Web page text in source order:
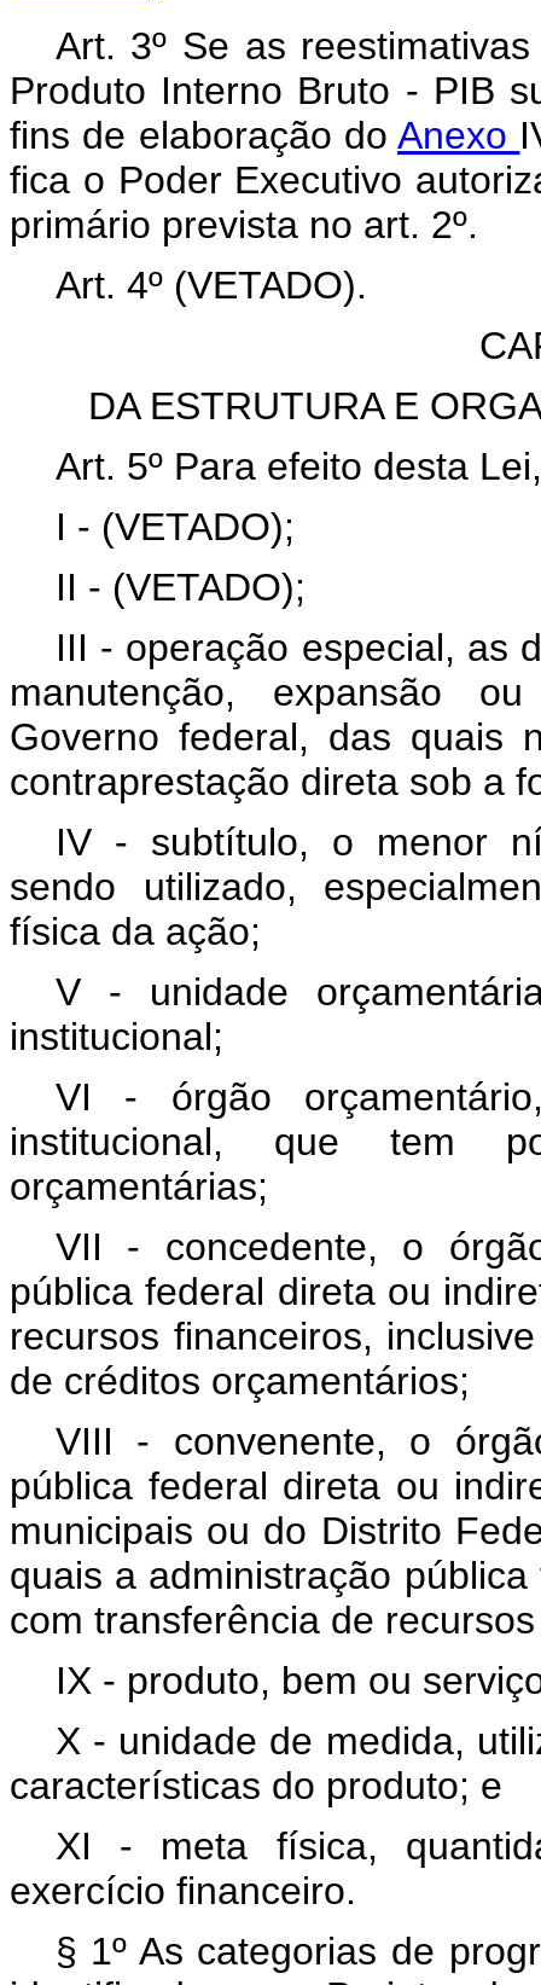
Art. 3º Se as
Produto Interno Bruto - PIB
fins de elaboração doAnexo
fica o Poder Executivo
primário prevista no art. 2º.
Art. 4º (VETADO).
DA ESTRUTURA E
Art. 5º Para efeito desta
I - (VETADO);
II - (VETADO);
III - operação especial, as
manutenção, expansão
Governo federal, das quais
contraprestação direta sob a
IV - subtítulo, o menor
sendo utilizado,
física da ação;
V - unidade
institucional;
VI - órgão
institucional, que tem
orçamentárias;
VII - concedente, o
pública federal direta ou
recursos financeiros,
de créditos orçamentários;
VIII - convenente, o
pública federal direta ou
municipais ou do Distrito
quais a administração
com transferência de
IX - produto, bem ou
X - unidade de medida,
características do produto; e
XI - meta física,
exercício financeiro.
§ 1º As categorias de